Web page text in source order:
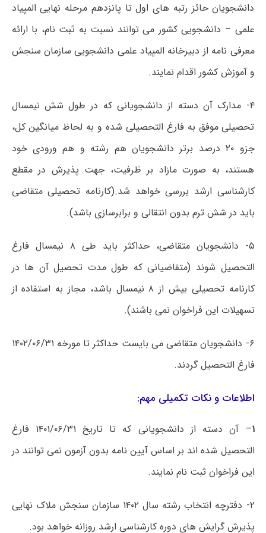
دانشجویان حائز رتبه های اول تا پانزدهم مرحله نهایی المپیاد
علمی – دانشجویی کشور می توانند نسبت به ثبت نام، با ارائه
معرفی نامه از دبیرخانه المپیاد علمی دانشجویی سازمان سنجش
و آموزش کشور اقدام نمایند.
۴- مدارک آن دسته از دانشجویانی که در طول شش نیمسال
تحصیلی موفق به فارغ التحصیلی شده و به لحاظ میانگین کل،
جزو ۲۰ درصد برتر دانشجویان هم رشته و هم ورودی خود
هستند، به صورت مازاد بر ظرفیت، جهت پذیرش در مقطع
کارشناسی ارشد بررسی خواهد شد.(کارنامه تحصیلی متقاضی
باید در شش ترم بدون انتقالی و برابرسازی باشد).
۵- دانشجویان متقاضی، حداکثر باید طی ۸ نیمسال فارغ
التحصیل شوند (متقاضیانی که طول مدت تحصیل آن ها در
کارنامه تحصیلی بیش از ۸ نیمسال باشد، مجاز به استفاده از
تسهیلات این فراخوان نمی باشند).
۶- دانشجویان متقاضی می بایست حداکثر تا مورخه ۱۴۰۲/۰۶/۳۱
فارغ التحصیل گردند.
اطلاعات و نکات تکمیلی مهم:
۱– آن دسته از
دانشجویانی که تا تاریخ ۱۴۰۱/۰۶/۳۱ فارغ
التحصیل شده اند بر اساس آیین نامه بدون آزمون نمی توانند در
این فراخوان ثبت نام نمایند.
۲- دفترچه انتخاب رشته سال ۱۴۰۲ سازمان سنجش ملاک نهایی
پذیرش گرایش های دوره کارشناسی ارشد روزانه خواهد بود.